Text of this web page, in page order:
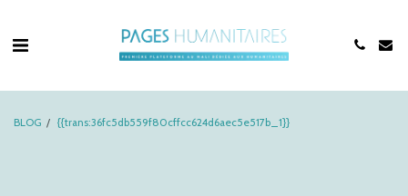
BLOG {{trans:36fc5db559f80cffcc624d6aec5e517b_1}}